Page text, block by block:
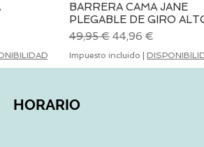
Vista rápida
BARRERA CAMA JANE
PLEGABLE DE GIRO
Precio
49,95 € Precio de oferta
44,96 €
Impuesto incluido
HORARIO